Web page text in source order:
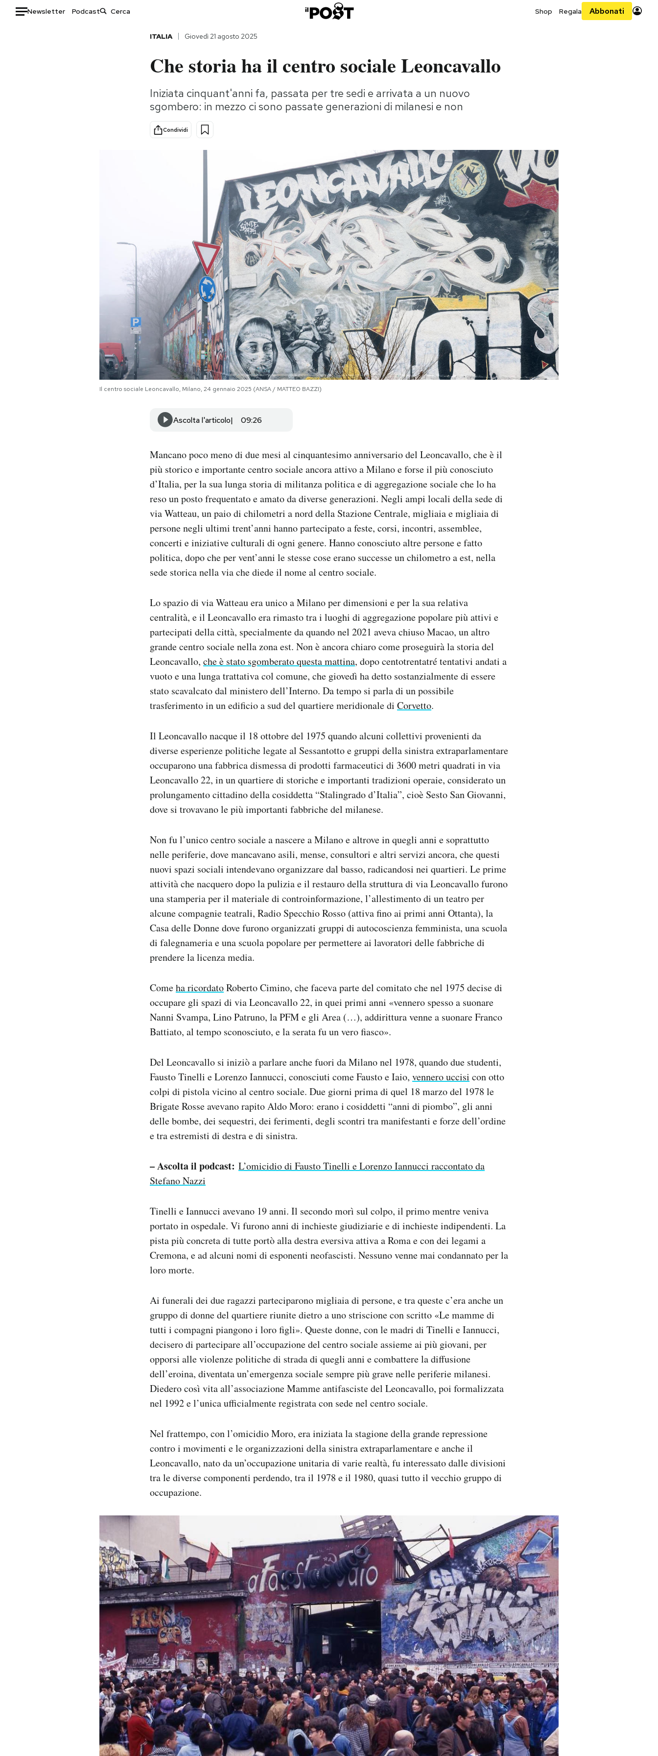
Newsletter Podcast Shop Regala Abbonati
Consumismi
Storie/Idee
Ok Boomer!
ITALIA Giovedì 21 agosto 2025
Che storia ha il centro sociale Leoncavallo
Iniziata cinquant'anni fa, passata per tre sedi e arrivata a un nuovo
sgombero: in mezzo ci sono passate generazioni di milanesi e non
Condividi
Il centro sociale Leoncavallo, Milano, 24 gennaio 2025 (ANSA / MATTEO BAZZI)
Ascolta l'articolo 09:26
Mancano poco meno di due mesi al cinquantesimo anniversario del Leoncavallo, che è il
più storico e importante centro sociale ancora attivo a Milano e forse il più conosciuto
d’Italia, per la sua lunga storia di militanza politica e di aggregazione sociale che lo ha
reso un posto frequentato e amato da diverse generazioni. Negli ampi locali della sede di
via Watteau, un paio di chilometri a nord della Stazione Centrale, migliaia e migliaia di
persone negli ultimi trent’anni hanno partecipato a feste, corsi, incontri, assemblee,
concerti e iniziative culturali di ogni genere. Hanno conosciuto altre persone e fatto
politica, dopo che per vent’anni le stesse cose erano successe un chilometro a est, nella
sede storica nella via che diede il nome al centro sociale.
Lo spazio di via Watteau era unico a Milano per dimensioni e per la sua relativa
centralità, e il Leoncavallo era rimasto tra i luoghi di aggregazione popolare più attivi e
partecipati della città, specialmente da quando nel 2021 aveva chiuso Macao, un altro
grande centro sociale nella zona est. Non è ancora chiaro come proseguirà la storia del
Leoncavallo, che è stato sgomberato questa mattina, dopo centotrentatré tentativi andati a
vuoto e una lunga trattativa col comune, che giovedì ha detto sostanzialmente di essere
stato scavalcato dal ministero dell’Interno. Da tempo si parla di un possibile
trasferimento in un edificio a sud del quartiere meridionale di Corvetto.
Il Leoncavallo nacque il 18 ottobre del 1975 quando alcuni collettivi provenienti da
diverse esperienze politiche legate al Sessantotto e gruppi della sinistra extraparlamentare
occuparono una fabbrica dismessa di prodotti farmaceutici di 3600 metri quadrati in via
Leoncavallo 22, in un quartiere di storiche e importanti tradizioni operaie, considerato un
prolungamento cittadino della cosiddetta “Stalingrado d’Italia”, cioè Sesto San Giovanni,
dove si trovavano le più importanti fabbriche del milanese.
Non fu l’unico centro sociale a nascere a Milano e altrove in quegli anni e soprattutto
nelle periferie, dove mancavano asili, mense, consultori e altri servizi ancora, che questi
nuovi spazi sociali intendevano organizzare dal basso, radicandosi nei quartieri. Le prime
attività che nacquero dopo la pulizia e il restauro della struttura di via Leoncavallo furono
una stamperia per il materiale di controinformazione, l’allestimento di un teatro per
alcune compagnie teatrali, Radio Specchio Rosso (attiva fino ai primi anni Ottanta), la
Casa delle Donne dove furono organizzati gruppi di autocoscienza femminista, una scuola
di falegnameria e una scuola popolare per permettere ai lavoratori delle fabbriche di
prendere la licenza media.
Comeha ricordatoRoberto Cimino, che faceva parte del comitato che nel 1975 decise di
occupare gli spazi di via Leoncavallo 22, in quei primi anni «vennero spesso a suonare
Nanni Svampa, Lino Patruno, la PFM e gli Area (…), addirittura venne a suonare Franco
Battiato, al tempo sconosciuto, e la serata fu un vero fiasco».
Del Leoncavallo si iniziò a parlare anche fuori da Milano nel 1978, quando due studenti,
Fausto Tinelli e Lorenzo Iannucci, conosciuti come Fausto e Iaio, vennero uccisi con otto
colpi di pistola vicino al centro sociale. Due giorni prima di quel 18 marzo del 1978 le
Brigate Rosse avevano rapito Aldo Moro: erano i cosiddetti “anni di piombo”, gli anni
delle bombe, dei sequestri, dei ferimenti, degli scontri tra manifestanti e forze dell’ordine
e tra estremisti di destra e di sinistra.
–Ascolta il podcast: L’omicidio di Fausto Tinelli e Lorenzo Iannucci raccontato da
Stefano Nazzi
Tinelli e Iannucci avevano 19 anni. Il secondo morì sul colpo, il primo mentre veniva
portato in ospedale. Vi furono anni di inchieste giudiziarie e di inchieste indipendenti. La
pista più concreta di tutte portò alla destra eversiva attiva a Roma e con dei legami a
Cremona, e ad alcuni nomi di esponenti neofascisti. Nessuno venne mai condannato per la
loro morte.
Ai funerali dei due ragazzi parteciparono migliaia di persone, e tra queste c’era anche un
gruppo di donne del quartiere riunite dietro a uno striscione con scritto «Le mamme di
tutti i compagni piangono i loro figli». Queste donne, con le madri di Tinelli e Iannucci,
decisero di partecipare all’occupazione del centro sociale assieme ai più giovani, per
opporsi alle violenze politiche di strada di quegli anni e combattere la diffusione
dell’eroina, diventata un’emergenza sociale sempre più grave nelle periferie milanesi.
Diedero così vita all’associazione Mamme antifasciste del Leoncavallo, poi formalizzata
nel 1992 e l’unica ufficialmente registrata con sede nel centro sociale.
Nel frattempo, con l’omicidio Moro, era iniziata la stagione della grande repressione
contro i movimenti e le organizzazioni della sinistra extraparlamentare e anche il
Leoncavallo, nato da un’occupazione unitaria di varie realtà, fu interessato dalle divisioni
tra le diverse componenti perdendo, tra il 1978 e il 1980, quasi tutto il vecchio gruppo di
occupazione.